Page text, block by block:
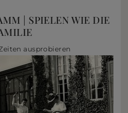
| SPIELEN WIE DIE
ausprobieren